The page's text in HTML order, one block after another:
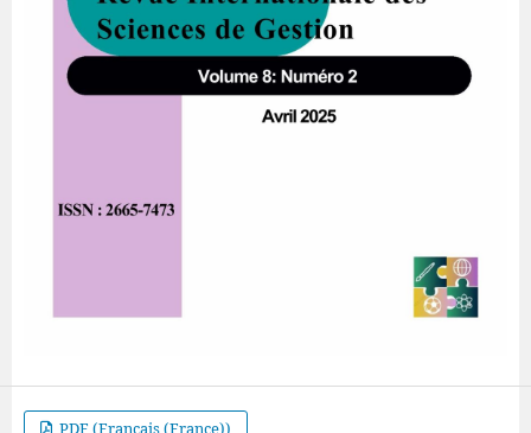
PDF (Français (France))